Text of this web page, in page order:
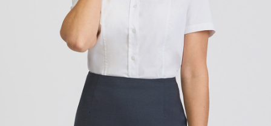
Cancelar Crear lista de Favoritos
Cancelar Iniciar sesión